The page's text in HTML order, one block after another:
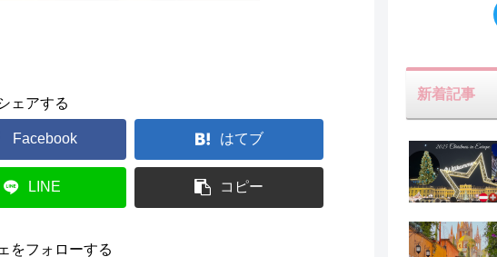
ェアする
Facebook はてブ
LINE コピー
をフォローする
新着記事